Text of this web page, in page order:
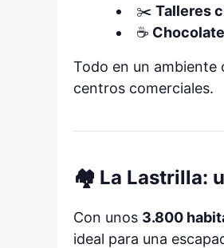
✂️ Talleres
☕
Todo en un ambiente
centros comerciales.
🏘️ La Lastrilla:
Con unos 3.800
ideal para una